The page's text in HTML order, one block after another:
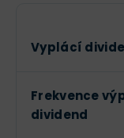
Vyplácí
Frekvence
dividend